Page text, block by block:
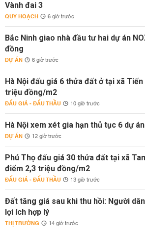
Vành đai 3
QUY HOẠCH 6 giờ trước
Bắc Ninh giao nhà đầu tư hai dự án
đồng
DỰ ÁN 6 giờ trước
Hà Nội đấu giá 6 thửa đất ở tại xã
triệu đồng/m2
ĐẤU GIÁ - ĐẤU THẦU 10 giờ trước
Hà Nội xem xét gia hạn thủ tục 6 dự
DỰ ÁN 12 giờ trước
Phú Thọ đấu giá 30 thửa đất tại xã
điểm 2,3 triệu đồng/m2
ĐẤU GIÁ - ĐẤU THẦU 13 giờ trước
Đất tăng giá sau khi thu hồi: Người
lợi ích hợp lý
THỊ TRƯỜNG 14 giờ trước